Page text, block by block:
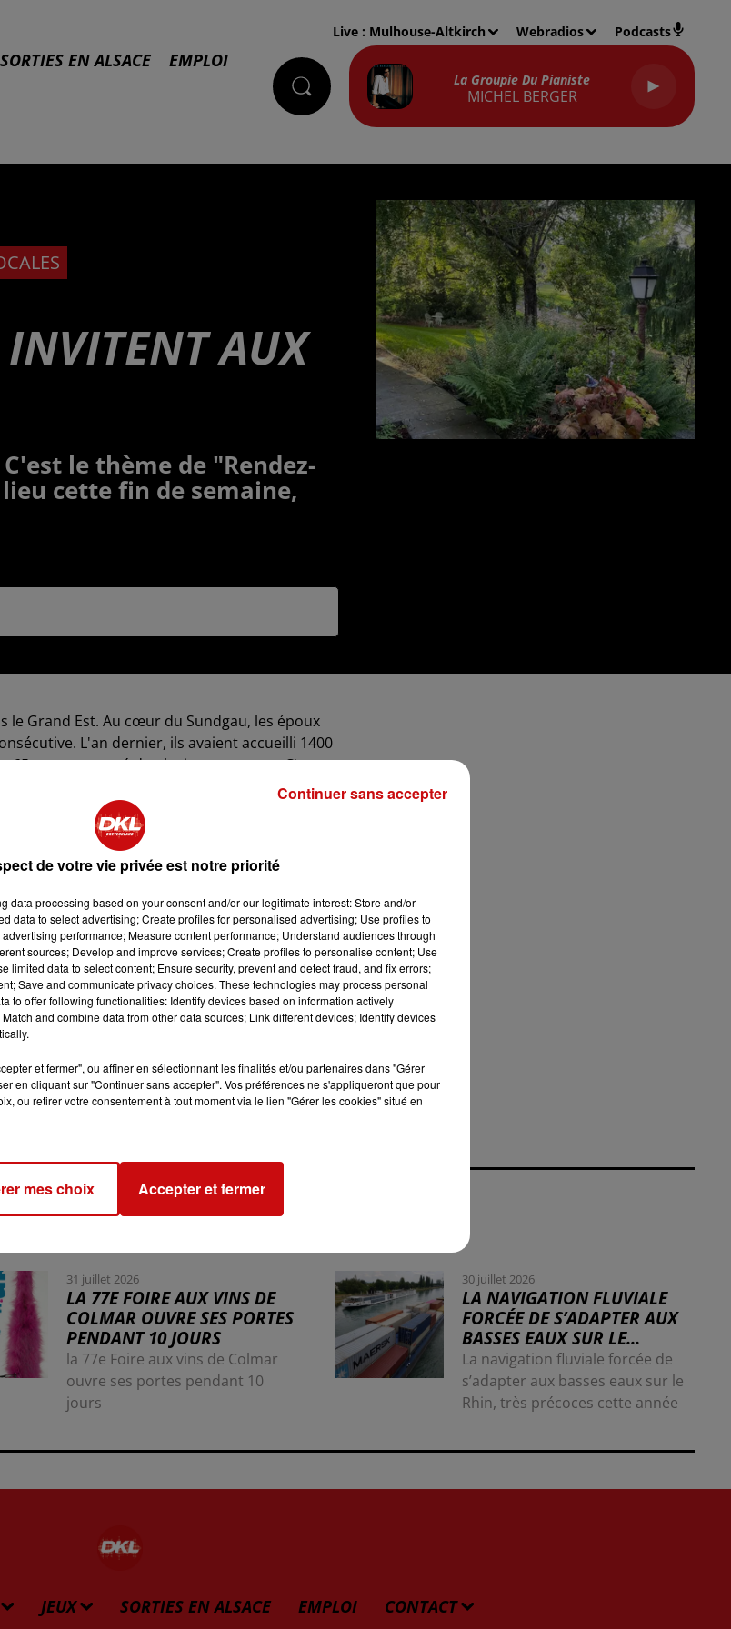
SORTIES EN ALSACE EMPLOI
Live : Mulhouse-Altkirch Webradios Podcasts
La Groupie Du Pianiste
MICHEL BERGER
INVITENT AUX
le thème de "Rendez-
cette fin de semaine,
le Grand Est. Au cœur du Sundgau, les époux
L'an dernier, ils avaient accueilli 1400
ares composé de plusieurs espaces. C'est
organisatrices, Christine Schaefer-Ott et
les exposants, qui choisissent les
un tout. Le jardin et l'exposition et les
du 19 novembre. Plus d'une trentaine
participent.
31 juillet 2026
LA 77E FOIRE AUX VINS DE
COLMAR OUVRE SES PORTES
PENDANT 10 JOURS
la 77e Foire aux vins de Colmar
ouvre ses portes pendant 10
jours
30 juillet 2026
LA NAVIGATION FLUVIALE
FORCÉE DE S’ADAPTER AUX
BASSES EAUX SUR LE...
La navigation fluviale forcée de
s’adapter aux basses eaux sur le
Rhin, très précoces cette année
JEUX SORTIES EN ALSACE EMPLOI CONTACT
de votre vie privée est notre priorité
data processing based on your consent and/or our legitimate interest: Store and/or
data to select advertising; Create profiles for personalised advertising; Use profiles to
performance; Measure content performance; Understand audiences through
sources; Develop and improve services; Create profiles to personalise content; Use
limited data to select content; Ensure security, prevent and detect fraud, and fix errors;
Save and communicate privacy choices. These technologies may process personal
to offer following functionalities: Identify devices based on information actively
and combine data from other data sources; Link different devices; Identify devices
et fermer", ou affiner en sélectionnant les finalités et/ou partenaires dans "Gérer
en cliquant sur "Continuer sans accepter". Vos préférences ne s'appliqueront que pour
ou retirer votre consentement à tout moment via le lien "Gérer les cookies" situé en
mes choix Accepter et fermer
Continuer sans accepter